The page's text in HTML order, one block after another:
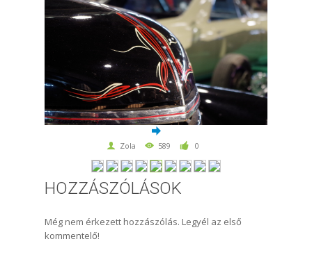
Zola 589 0
HOZZÁSZÓLÁSOK
Még nem érkezett hozzászólás. Legyél az első
kommentelő!